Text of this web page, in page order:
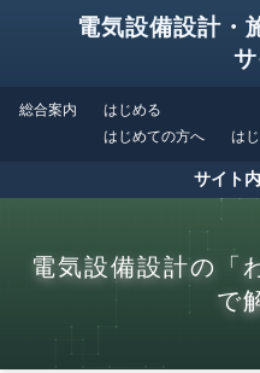
電気設備設計・
総合案内
はじめる
はじめての方へ
は
サイト
電気設備設計の「
で